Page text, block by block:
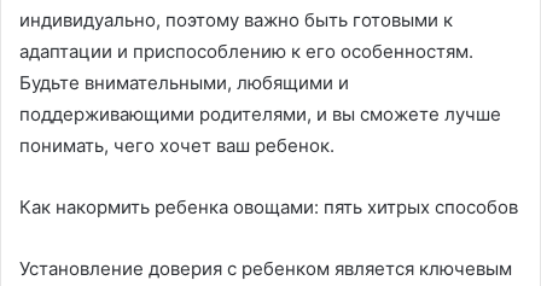
индивидуально, поэтому важно быть готовыми к
адаптации и приспособлению к его особенностям.
Будьте внимательными, любящими и
поддерживающими родителями, и вы сможете лучше
понимать, чего хочет ваш ребенок.
Как накормить ребенка овощами: пять хитрых способов
Установление доверия с ребенком является ключевым